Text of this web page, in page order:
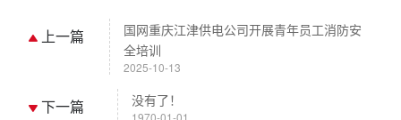
上一篇
国网重庆江津供电公司开展青年员工消防安
全培训
2025-10-13
下一篇 没有了！
1970-01-01